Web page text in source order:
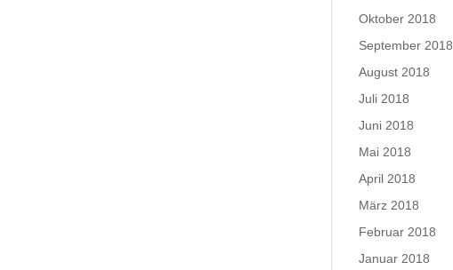
Oktober 2018
September 2018
August 2018
Juli 2018
Juni 2018
Mai 2018
April 2018
März 2018
Februar 2018
Januar 2018